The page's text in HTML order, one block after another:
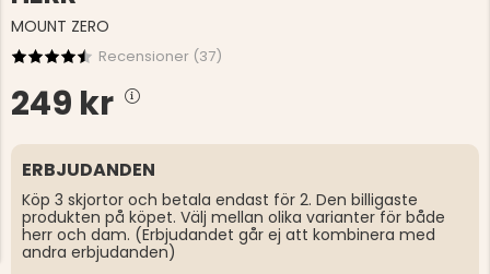
MOUNT ZERO
Recensioner (37)
249 kr
ERBJUDANDEN
Köp 3 skjortor och betala endast för 2. Den billigaste
produkten på köpet. Välj mellan olika varianter för både
herr och dam. (Erbjudandet går ej att kombinera med
andra erbjudanden)